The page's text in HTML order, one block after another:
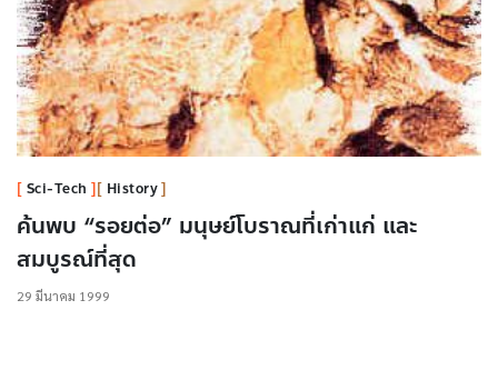
Sci-Tech History
ค้นพบ “รอยต่อ” มนุษย์โบราณที่เก่าแก่ และ
สมบูรณ์ที่สุด
29 มีนาคม 1999